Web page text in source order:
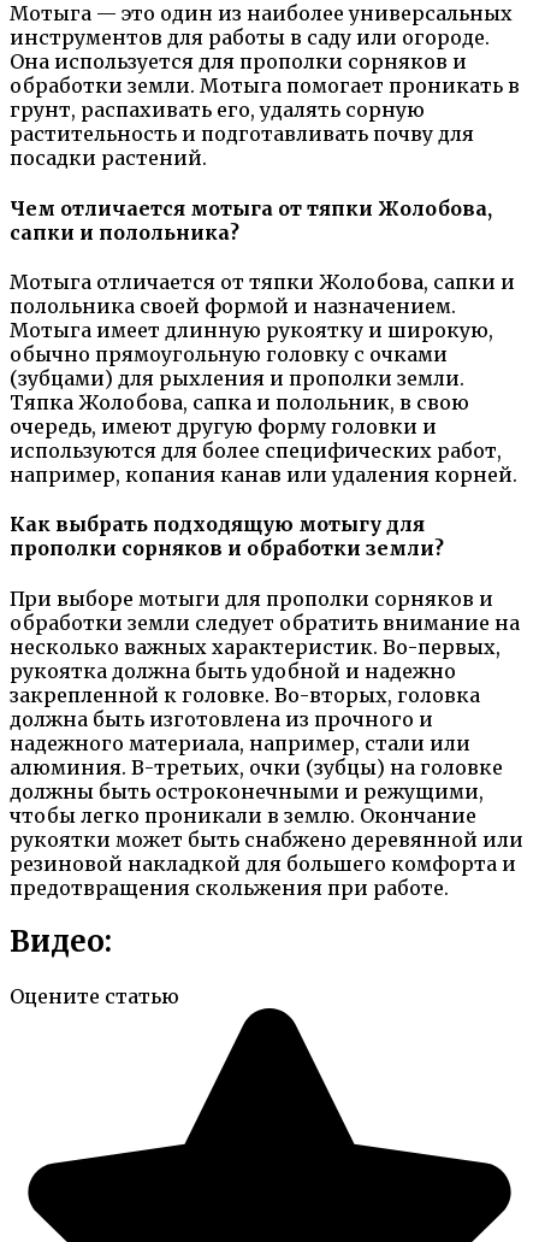
Мотыга — это один из наиболее универсальных
инструментов для работы в саду или огороде.
Она используется для прополки сорняков и
обработки земли. Мотыга помогает проникать в
грунт, распахивать его, удалять сорную
растительность и подготавливать почву для
посадки растений.
Чем отличается мотыга от тяпки Жолобова,
сапки и полольника?
Мотыга отличается от тяпки Жолобова, сапки и
полольника своей формой и назначением.
Мотыга имеет длинную рукоятку и широкую,
обычно прямоугольную головку с очками
(зубцами) для рыхления и прополки земли.
Тяпка Жолобова, сапка и полольник, в свою
очередь, имеют другую форму головки и
используются для более специфических работ,
например, копания канав или удаления корней.
Как выбрать подходящую мотыгу для
прополки сорняков и обработки земли?
При выборе мотыги для прополки сорняков и
обработки земли следует обратить внимание на
несколько важных характеристик. Во-первых,
рукоятка должна быть удобной и надежно
закрепленной к головке. Во-вторых, головка
должна быть изготовлена из прочного и
надежного материала, например, стали или
алюминия. В-третьих, очки (зубцы) на головке
должны быть остроконечными и режущими,
чтобы легко проникали в землю. Окончание
рукоятки может быть снабжено деревянной или
резиновой накладкой для большего комфорта и
предотвращения скольжения при работе.
Видео:
Оцените статью